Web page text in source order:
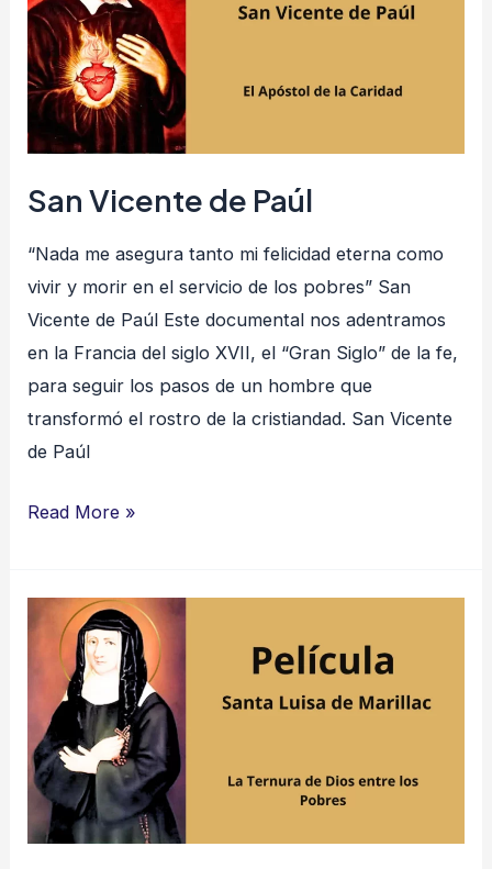
San Vicente de Paúl
“Nada me asegura tanto mi felicidad eterna como
vivir y morir en el servicio de los pobres” San
Vicente de Paúl Este documental nos adentramos
en la Francia del siglo XVII, el “Gran Siglo” de la fe,
para seguir los pasos de un hombre que
transformó el rostro de la cristiandad. San Vicente
de Paúl
Paúl
Read More »
Santa
Luisa
Marillac